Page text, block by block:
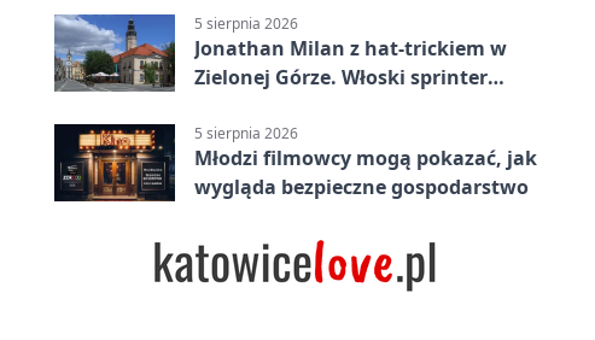
5 sierpnia 2026
Jonathan Milan z hat-trickiem w
Zielonej Górze. Włoski sprinter
5 sierpnia 2026
Młodzi filmowcy mogą pokazać, jak
wygląda bezpieczne gospodarstwo